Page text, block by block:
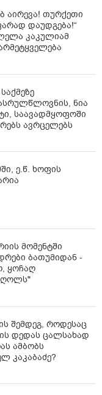
იმ მიწას
ეროვნების
ისევ
ამ
ბევრი
და
ეს ისეთივე
აირევა! თურქეთი
დაუდგება!“
კაკულიამ
ნია
საავადმყოფოში
ავრცელებს
ე.წ. ხოფის
მომენტში
ბათუმიდან -
ყოჩაღ
შემდეგ, როდესაც
დედას ცალსახად
ამბობს
კაკაბაძე?